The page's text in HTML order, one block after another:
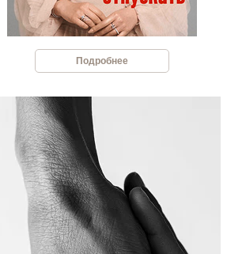
Подробнее